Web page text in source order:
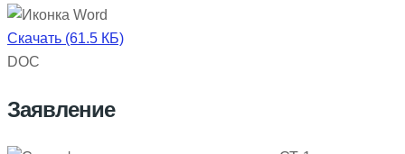
Скачать (61.5 КБ)
DOC
Заявление